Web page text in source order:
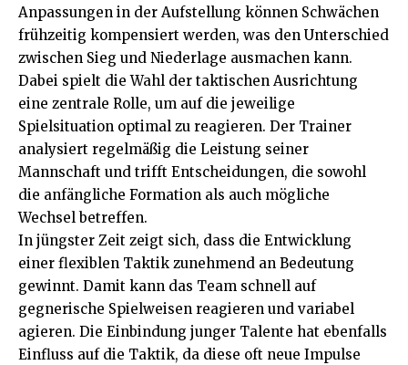
Anpassungen in der Aufstellung können Schwächen
frühzeitig kompensiert werden, was den Unterschied
zwischen Sieg und Niederlage ausmachen kann.
Dabei spielt die Wahl der taktischen Ausrichtung
eine zentrale Rolle, um auf die jeweilige
Spielsituation optimal zu reagieren. Der Trainer
analysiert regelmäßig die Leistung seiner
Mannschaft und trifft Entscheidungen, die sowohl
die anfängliche Formation als auch mögliche
Wechsel betreffen.
In jüngster Zeit zeigt sich, dass die Entwicklung
einer flexiblen Taktik zunehmend an Bedeutung
gewinnt. Damit kann das Team schnell auf
gegnerische Spielweisen reagieren und variabel
agieren. Die Einbindung junger Talente hat ebenfalls
Einfluss auf die Taktik, da diese oft neue Impulse